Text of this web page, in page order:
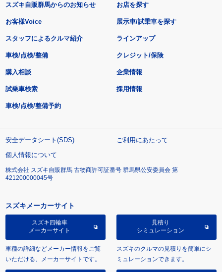
スズキ自販群馬からのお知らせ
お客様Voice
スタッフによるクルマ紹介
お店を探す
展示車/試乗車を探す
ラインアップ
車検/点検/整備 クレジット/保険
購入相談
試乗車検索
車検/点検/整備予約
企業情報
採用情報
安全データシート(SDS)
ご利用にあたって
個人情報について
株式会社 スズキ自販群馬 古物商許可証番号 群馬県公安委員会 第
421200000045号
スズキメーカーサイト
スズキ四輪車
メーカーサイト
車種の詳細などメーカー情報をご覧
いただける、メーカーサイトです。
見積り
シミュレーション
スズキのクルマの見積りを簡単にシ
ミュレーションできます。